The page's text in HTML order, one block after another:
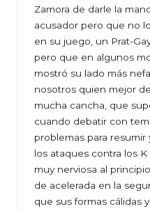
Zamora de darle la
acusador pero que no
en su juego, un Prat-
pero que en algunos
mostró su lado más
nosotros quien mejor
mucha cancha, que
cuando debatir con
problemas para
los ataques contra los
muy nerviosa al
de acelerada en la
que sus formas cálidas